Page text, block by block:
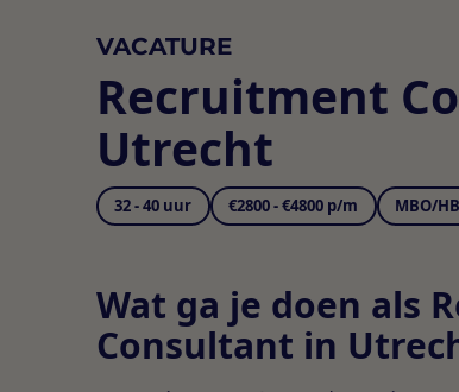
VACATURE
Recruitment
Utrecht
32 - 40 uur €2800 - €4800 p/m MBO/
Wat ga je doen als
Consultant in